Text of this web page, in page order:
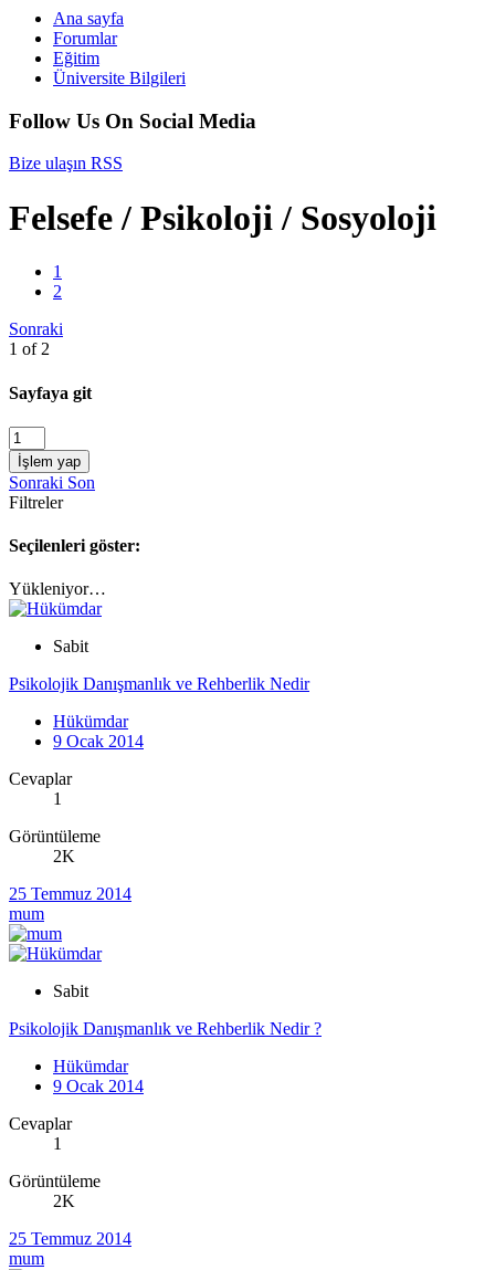
Ana sayfa
Forumlar
Eğitim
Üniversite Bilgileri
Follow Us On Social Media
Bize ulaşın RSS
Felsefe / Psikoloji / Sosyoloji
1
2
Sonraki
1 of 2
Sayfaya git
İşlem yap
Sonraki Son
Filtreler
Seçilenleri göster:
Yükleniyor…
Sabit
Psikolojik Danışmanlık ve Rehberlik Nedir
Hükümdar
9 Ocak 2014
Cevaplar
1
Görüntüleme
2K
25 Temmuz 2014
mum
Sabit
Psikolojik Danışmanlık ve Rehberlik Nedir ?
Hükümdar
9 Ocak 2014
Cevaplar
1
Görüntüleme
2K
25 Temmuz 2014
mum